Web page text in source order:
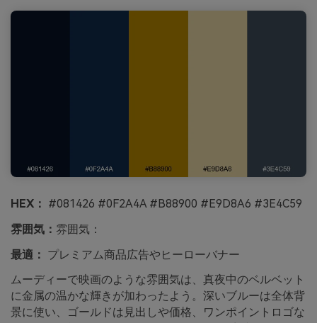
HEX： #081426 #0F2A4A #B88900 #E9D8A6 #3E4C59
雰囲気： 雰囲気：
最適： プレミアム商品広告やヒーローバナー
ムーディーで映画のような雰囲気は、真夜中のベルベット
に金属の温かな輝きが加わったよう。深いブルーは全体背
景に使い、ゴールドは見出しや価格、ワンポイントロゴな